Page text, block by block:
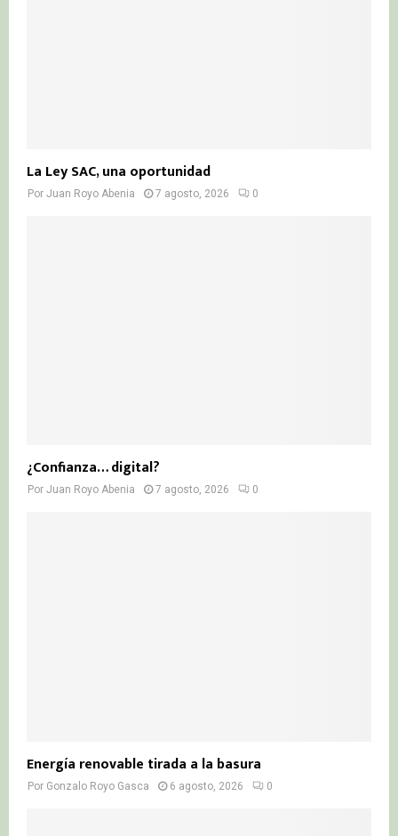
La Ley SAC, una oportunidad
Por Juan Royo Abenia 7 agosto, 2026 0
¿Confianza… digital?
Por Juan Royo Abenia 7 agosto, 2026 0
Energía renovable tirada a la basura
Por Gonzalo Royo Gasca 6 agosto, 2026 0